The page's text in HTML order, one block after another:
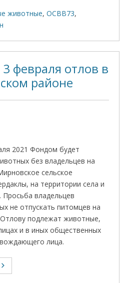
животные,ОСВВ73,
февраля отлов в
районе
2021 Фондом будет
без владельцев на
сельское
на территории села и
Просьба владельцев
не отпускать питомцев на
подлежат животные,
и в иных общественных
лица.